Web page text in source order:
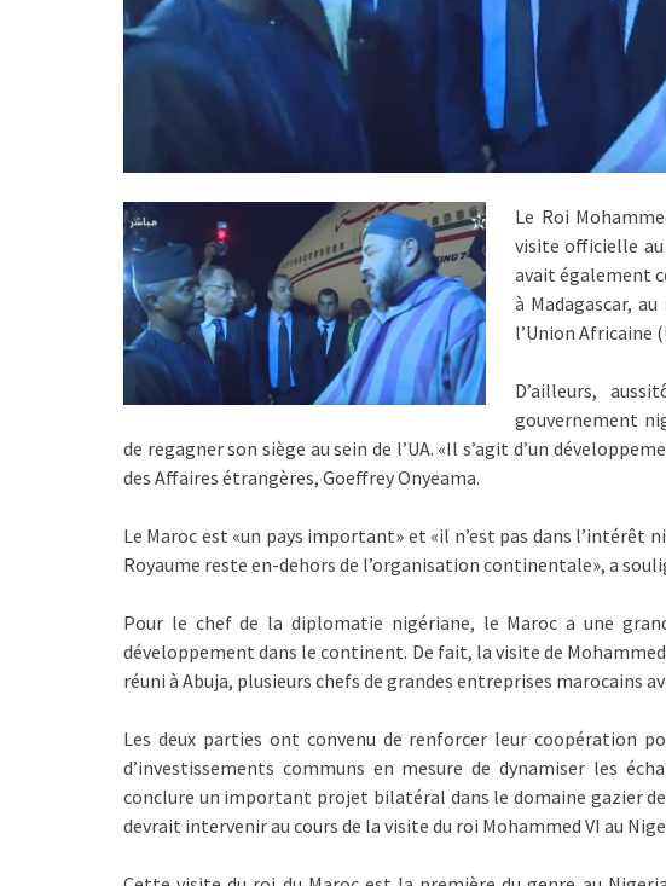
Le Roi
visite officielle
avait également
à Madagascar,
l’Union Africaine
D’ailleurs,
gouvernement
de regagner son siège au sein de l’UA. «Il s’agit d’un
des Affaires étrangères, Goeffrey Onyeama.
Le Maroc est «un pays important» et «il n’est pas dans l’intérêt
Royaume reste en-dehors de l’organisation continentale», a
Pour le chef de la diplomatie nigériane, le Maroc a une
développement dans le continent. De fait, la visite de Mohammed
réuni à Abuja, plusieurs chefs de grandes entreprises marocains
Les deux parties ont convenu de renforcer leur coopération
d’investissements communs en mesure de dynamiser les
conclure un important projet bilatéral dans le domaine gazier
devrait intervenir au cours de la visite du roi Mohammed VI au